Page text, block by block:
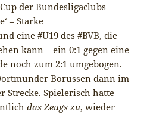
der Bundesligaclubs
– Starke
eine #U19 des #BVB, die
kann – ein 0:1 gegen eine
noch zum 2:1 umgebogen.
Borussen dann im
Strecke. Spielerisch hatte
das Zeugs zu, wieder